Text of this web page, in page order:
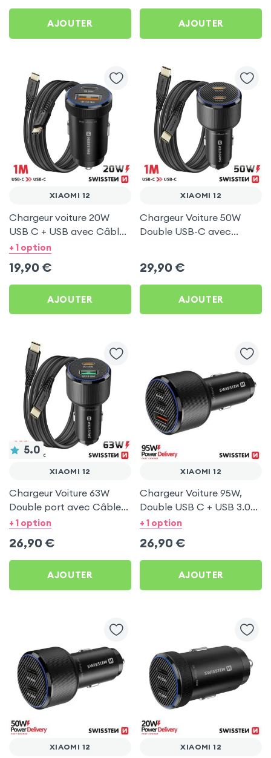
AJOUTER AJOUTER
XIAOMI 12
Chargeur voiture 20W
USB C + USB avec Câble
type C Swissten pour
+ 1 option
19,90 €
AJOUTER
XIAOMI 12
Chargeur Voiture 50W
Double USB-C avec
29,90 €
AJOUTER
5.0
XIAOMI 12
Chargeur Voiture 63W
Double port avec Câble
USB C 1m pour Xiaomi 12
+ 1 option
26,90 €
AJOUTER
XIAOMI 12
Chargeur Voiture 95W,
Double USB C + USB 3.0
pour Xiaomi 12
+ 1 option
26,90 €
AJOUTER
XIAOMI 12 XIAOMI 12